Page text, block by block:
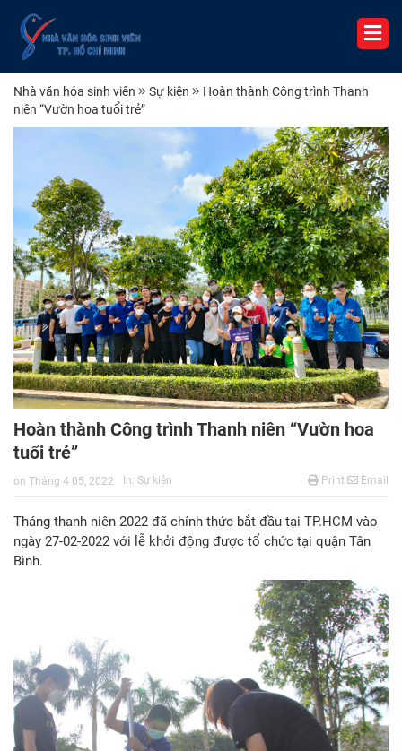
Nhà văn hóa sinh viên Sự kiện
Hoàn thành Công trình Thanh
niên “Vườn hoa tuổi trẻ”
Hoàn thành Công trình Thanh niên “Vườn hoa
tuổi trẻ”
on Tháng 4 05, 2022 In: Sự kiện Print Email
Tháng thanh niên 2022 đã chính thức bắt đầu tại TP.HCM vào
ngày 27-02-2022 với lễ khởi động được tổ chức tại quận Tân
Bình.